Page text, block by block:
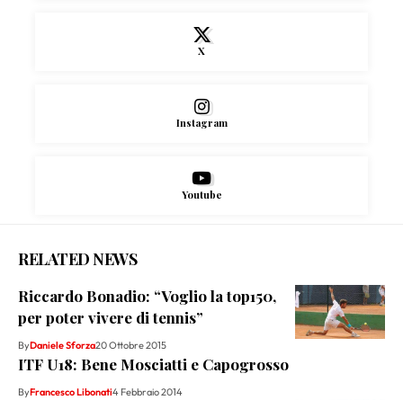
X
Instagram
Youtube
RELATED NEWS
Riccardo Bonadio: “Voglio la top150,
per poter vivere di tennis”
ByDaniele Sforza20 Ottobre 2015
ITF U18: Bene Mosciatti e Capogrosso
ByFrancesco Libonati4 Febbraio 2014